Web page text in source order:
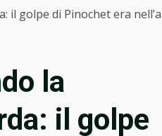
il golpe di Pinochet era
la
il golpe